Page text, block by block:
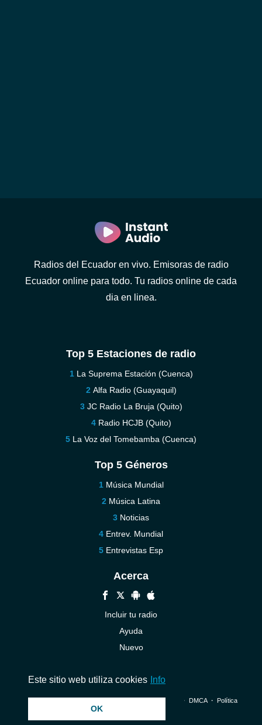
Radios del Ecuador en vivo. Emisoras de radio
Ecuador online para todo. Tu radios online de cada
dia en linea.
Top 5 Estaciones de radio
La Suprema Estación (Cuenca)
Alfa Radio (Guayaquil)
JC Radio La Bruja (Quito)
Radio HCJB (Quito)
La Voz del Tomebamba (Cuenca)
Top 5 Géneros
Música Mundial
Música Latina
Noticias
Entrev. Mundial
Entrevistas Esp
Acerca
Incluir tu radio
Ayuda
Nuevo
© 2026 InstantAudio. Reservados todos los derechos. ・ DMCA・ Política
Este sitio web utiliza cookies Info
OK